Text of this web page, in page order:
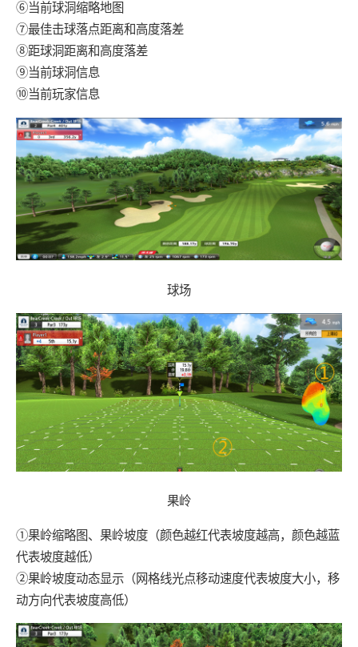
⑥当前球洞缩略地图
⑦最佳击球落点距离和高度落差
⑧距球洞距离和高度落差
⑨当前球洞信息
⑩当前玩家信息
球场
果岭
①果岭缩略图、果岭坡度（颜色越红代表坡度越高，颜色越蓝
代表坡度越低）
②果岭坡度动态显示（网格线光点移动速度代表坡度大小，移
动方向代表坡度高低）